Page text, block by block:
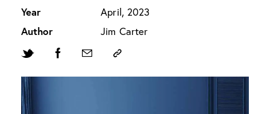
Year
April, 2023
Author
Jim Carter